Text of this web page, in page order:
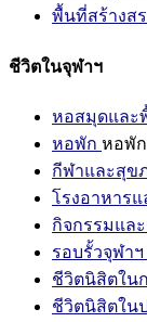
พื้นที่สร้างส
ชีวิตในจุฬาฯ
หอสมุดและ
หอพัก หอพัก
กีฬาและสุข
โรงอาหารแ
กิจกรรมแล
รอบรั้วจุฬาฯ
ชีวิตนิสิตใน
ชีวิตนิสิตใน